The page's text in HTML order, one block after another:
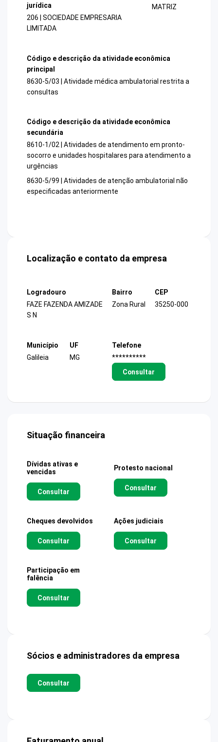
jurídica
206 | SOCIEDADE EMPRESARIA
LIMITADA
MATRIZ
Código e descrição da atividade econômica
principal
8630-5/03 | Atividade médica ambulatorial restrita a
consultas
Código e descrição da atividade econômica
secundária
8610-1/02 | Atividades de atendimento em pronto-
socorro e unidades hospitalares para atendimento a
urgências
8630-5/99 | Atividades de atenção ambulatorial não
especificadas anteriormente
Localização e contato da empresa
Logradouro
FAZE FAZENDA AMIZADE
S N
Bairro
Zona Rural
CEP
35250-000
Município
Galileia
UF
MG
Telefone
**********
Consultar
Situação financeira
Dívidas ativas e
vencidas
Consultar
Protesto nacional
Consultar
Cheques devolvidos
Consultar
Ações judiciais
Consultar
Participação em
falência
Consultar
Sócios e administradores da empresa
Consultar